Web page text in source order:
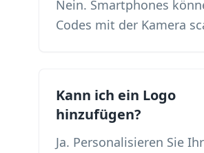
Nein. Smartphones
Codes mit der Kamera
Kann ich ein Logo
hinzufügen?
Ja. Personalisieren Sie